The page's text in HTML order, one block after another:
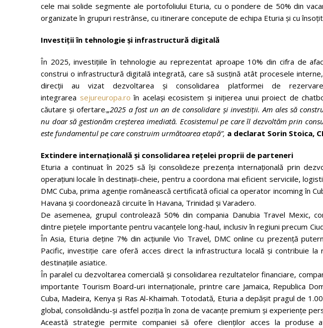
cele mai solide segmente ale portofoliului Eturia, cu o pondere de 50% din
organizate în grupuri restrânse, cu itinerare concepute de echipa Eturia și cu
Investiții în tehnologie și infrastructură digitală
În 2025, investițiile în tehnologie au reprezentat aproape 10% din cifra de
construi o infrastructură digitală integrată, care să susțină atât procesele
direcții au vizat dezvoltarea și consolidarea platformei de
integrarea sejureuropa.ro în același ecosistem și inițierea unui proiect de
căutare și ofertare.„2025 a fost un an de consolidare și investiții. Am ales să
nu doar să gestionăm creșterea imediată. Ecosistemul pe care îl dezvoltăm prin
este fundamentul pe care construim următoarea etapă”, a declarat Sorin Stoica,
Extindere internațională și consolidarea rețelei proprii de parteneri
Eturia a continuat în 2025 să își consolideze prezența internațională prin
operațiuni locale în destinații-cheie, pentru a coordona mai eficient serviciile,
DMC Cuba, prima agenție românească certificată oficial ca operator incoming în
Havana și coordonează circuite în Havana, Trinidad și Varadero.
De asemenea, grupul controlează 50% din compania Danubia Travel Mexic,
dintre piețele importante pentru vacanțele long-haul, inclusiv în regiuni precum
În Asia, Eturia deține 7% din acțiunile Vio Travel, DMC online cu prezență
Pacific, investiție care oferă acces direct la infrastructura locală și contribuie
destinațiile asiatice.
În paralel cu dezvoltarea comercială și consolidarea rezultatelor financiare,
importante Tourism Board-uri internaționale, printre care Jamaica, Republica
Cuba, Madeira, Kenya şi Ras Al-Khaimah. Totodată, Eturia a depășit pragul de
global, consolidându-și astfel poziția în zona de vacanțe premium și experiențe
Această strategie permite companiei să ofere clienților acces la produse